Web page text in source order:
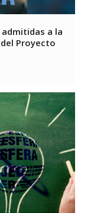
admitidas a la
Proyecto